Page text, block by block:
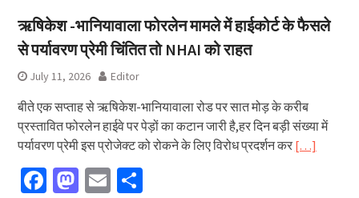
ऋषिकेश -भानियावाला फोरलेन मामले में हाईकोर्ट के फैसले
से पर्यावरण प्रेमी चिंतित तो NHAI को राहत
July 11, 2026 Editor
बीते एक सप्ताह से ऋषिकेश-भानियावाला रोड पर सात मोड़ के करीब
प्रस्तावित फोरलेन हाईवे पर पेड़ों का कटान जारी है,हर दिन बड़ी संख्या में
पर्यावरण प्रेमी इस प्रोजेक्ट को रोकने के लिए विरोध प्रदर्शन कर […]
Facebook
Mastodon
EmailShare